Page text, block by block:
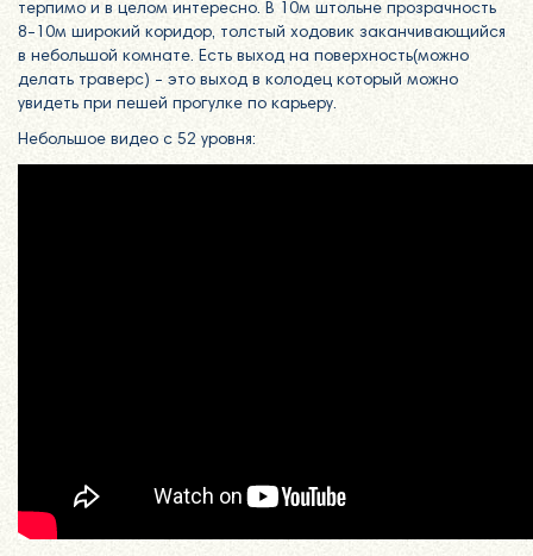
терпимо и в целом интересно. В 10м штольне прозрачность
8-10м широкий коридор, толстый ходовик заканчивающийся
в небольшой комнате. Есть выход на поверхность(можно
делать траверс) - это выход в колодец который можно
увидеть при пешей прогулке по карьеру.
Небольшое видео с 52 уровня: